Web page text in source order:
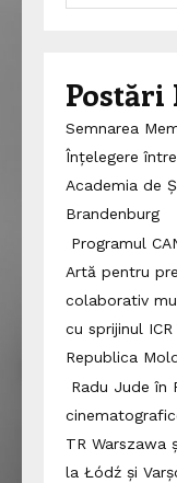
Postări
Semnarea
Înțelegere
Academia de
Brandenburg
Programul
Artă pentru
colaborativ
cu sprijinul
Republica
Radu Jude în
TR Warszawa
la Łódź și